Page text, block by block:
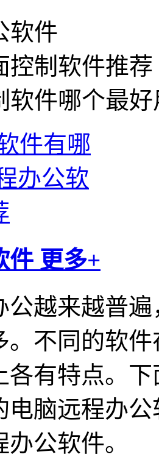
软件
控制软件推荐
软件哪个最好
件 更多+
公越来越普
。不同的软
各有特点。
电脑远程办
公软件。